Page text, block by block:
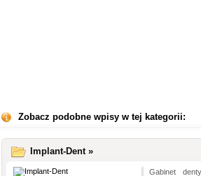
Zobacz podobne wpisy w tej kategorii:
Implant-Dent »
Gabinet